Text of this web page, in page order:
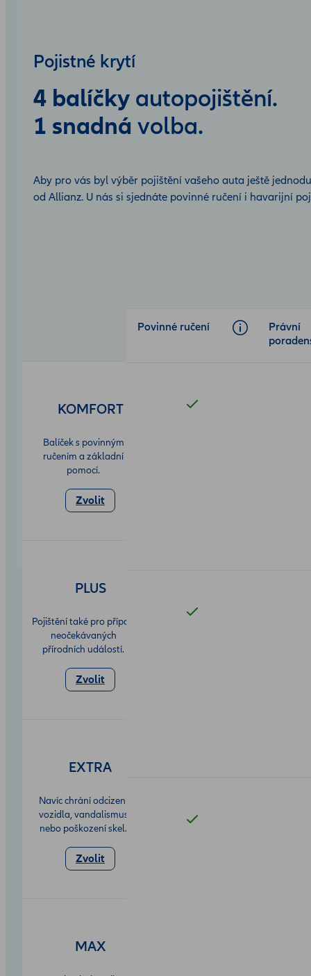
Pojistné krytí
4 balíčky autopojištění.
1 snadná volba.
Aby pro vás byl výběr pojištění vašeho auta ještě
od Allianz. U nás si sjednáte povinné ručení i havarijní
KOMFORT
Balíček s povinným
ručením a základní
pomocí.
Zvolit
PLUS
Pojištění také pro případ
neočekávaných
přírodních událostí.
Zvolit
EXTRA
Navíc chrání odcizení
vozidla, vandalismus
nebo poškození skel.
Zvolit
MAX
Povinné ručení
Právní